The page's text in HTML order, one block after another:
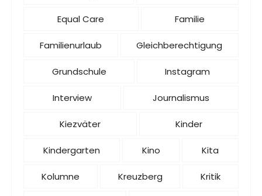
Equal Care Familie
Familienurlaub Gleichberechtigung
Grundschule Instagram
Interview Journalismus
Kiezväter Kinder
Kindergarten Kino Kita
Kolumne Kreuzberg Kritik